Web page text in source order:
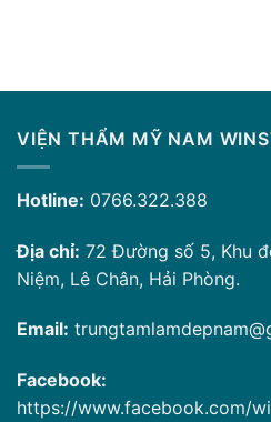
VIỆN THẨM MỸ NAM
Hotline: 0766.322.388
Địa chỉ: 72 Đường số 5, Khu
Niệm, Lê Chân, Hải Phòng.
Email:
Facebook:
https://www.facebook.com/